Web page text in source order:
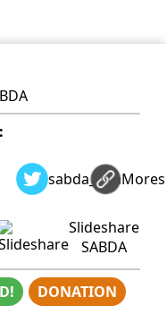
sabda_ylsaMores
Slideshare
SABDA
DONATION